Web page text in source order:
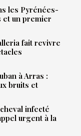
les Pyrénées-
et un premier
fait revivre
à Arras :
bruits et
infecté
urgent à la